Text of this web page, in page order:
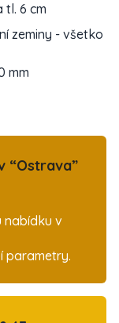
tl. 6 cm
zeminy - všetko
mm
“Ostrava”
nabídku v
parametry.